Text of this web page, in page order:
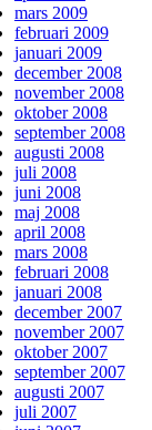
mars 2009
februari 2009
januari 2009
december 2008
november 2008
oktober 2008
september 2008
augusti 2008
juli 2008
juni 2008
maj 2008
april 2008
mars 2008
februari 2008
januari 2008
december 2007
november 2007
oktober 2007
september 2007
augusti 2007
juli 2007